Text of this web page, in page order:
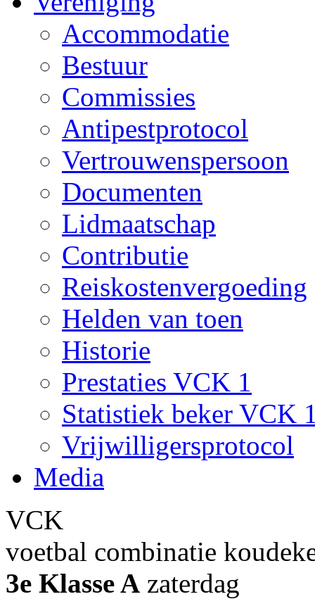
Accommodatie
Bestuur
Commissies
Antipestprotocol
Vertrouwenspersoon
Documenten
Lidmaatschap
Contributie
Reiskostenvergoeding
Helden van toen
Historie
Prestaties VCK 1
Statistiek beker VCK
Vrijwilligersprotocol
Media
VCK
voetbal combinatie
3e Klasse A zaterdag